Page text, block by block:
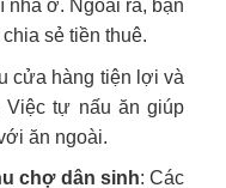
nhà ở. Ngoài ra, bạn
sẻ tiền thuê.
cửa hàng tiện lợi và
tự nấu ăn giúp
ăn ngoài.
chợ dân sinh: Các